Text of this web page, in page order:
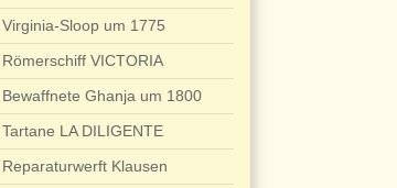
Virginia-Sloop um 1775
Römerschiff VICTORIA
Bewaffnete Ghanja um 1800
Tartane LA DILIGENTE
Reparaturwerft Klausen